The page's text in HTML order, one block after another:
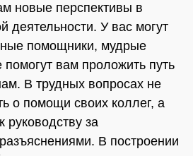
новые перспективы в
деятельности. У вас могут
помощники, мудрые
помогут вам проложить путь
В трудных вопросах не
о помощи своих коллег, а
руководству за
В построении